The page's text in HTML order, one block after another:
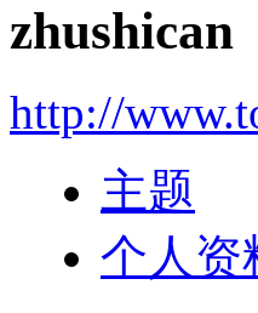
zhushican
http://
主题
个人资